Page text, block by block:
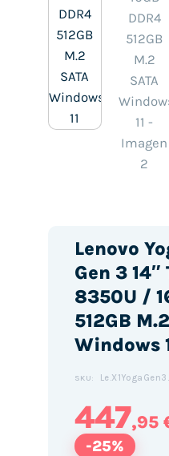
Lenovo
Gen 3
8350U /
512GB
Windows
SKU:
447,95
-25%